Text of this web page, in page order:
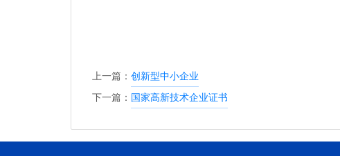
上一篇： 创新型中小企业
下一篇： 国家高新技术企业证书